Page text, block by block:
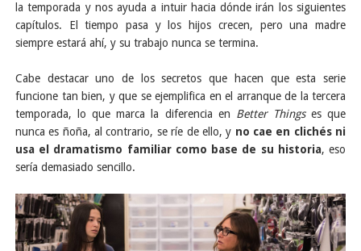
la temporada y nos ayuda a intuir hacia dónde irán los siguientes
capítulos. El tiempo pasa y los hijos crecen, pero una madre
siempre estará ahí, y su trabajo nunca se termina.
Cabe destacar uno de los secretos que hacen que esta serie
funcione tan bien, y que se ejemplifica en el arranque de la tercera
temporada, lo que marca la diferencia en Better Thingses que
nunca es ñoña, al contrario, se ríe de ello, y no cae en clichés ni
usa el dramatismo familiar como base de su historia, eso
sería demasiado sencillo.